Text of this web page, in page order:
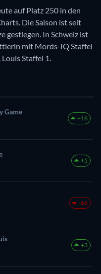
auf Platz 250 in den
Die Saison ist seit
gestiegen. In Schweiz ist
mit Mords-IQ Staffel
Staffel 1.
Game
+16
+5
-68
+3